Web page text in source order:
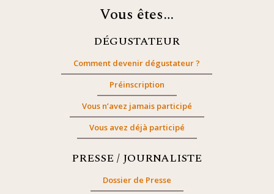
Vous êtes…
DÉGUSTATEUR
Comment devenir dégustateur ?
Préinscription
Vous n’avez jamais participé
Vous avez déjà participé
PRESSE / JOURNALISTE
Dossier de Presse